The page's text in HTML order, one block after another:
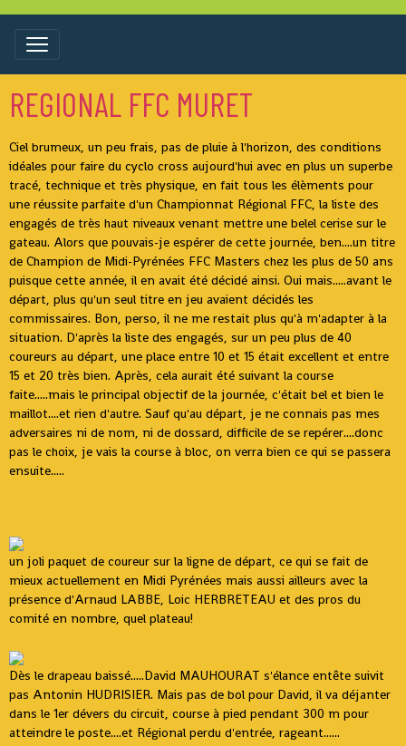
REGIONAL FFC MURET
Ciel brumeux, un peu frais, pas de pluie à l'horizon, des conditions
idéales pour faire du cyclo cross aujourd'hui avec en plus un superbe
tracé, technique et très physique, en fait tous les élèments pour
une réussite parfaite d'un Championnat Régional FFC, la liste des
engagés de très haut niveaux venant mettre une belel cerise sur le
gateau. Alors que pouvais-je espérer de cette journée, ben....un titre
de Champion de Midi-Pyrénées FFC Masters chez les plus de 50 ans
puisque cette année, il en avait été décidé ainsi. Oui mais.....avant le
départ, plus qu'un seul titre en jeu avaient décidés les
commissaires. Bon, perso, il ne me restait plus qu'à m'adapter à la
situation. D'après la liste des engagés, sur un peu plus de 40
coureurs au départ, une place entre 10 et 15 était excellent et entre
15 et 20 très bien. Après, cela aurait été suivant la course
faite.....mais le principal objectif de la journée, c'était bel et bien le
maillot....et rien d'autre. Sauf qu'au départ, je ne connais pas mes
adversaires ni de nom, ni de dossard, difficile de se repérer....donc
pas le choix, je vais la course à bloc, on verra bien ce qui se passera
ensuite.....
un joli paquet de coureur sur la ligne de départ, ce qui se fait de
mieux actuellement en Midi Pyrénées mais aussi ailleurs avec la
présence d'Arnaud LABBE, Loic HERBRETEAU et des pros du
comité en nombre, quel plateau!
Dès le drapeau baissé.....David MAUHOURAT s'élance entête suivit
pas Antonin HUDRISIER. Mais pas de bol pour David, il va déjanter
dans le 1er dévers du circuit, course à pied pendant 300 m pour
atteindre le poste....et Régional perdu d'entrée, rageant......